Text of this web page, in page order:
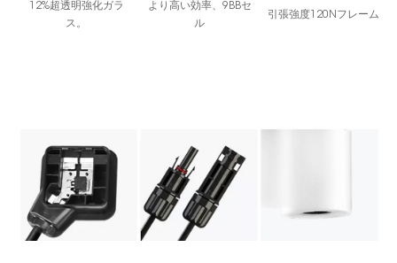
12%超透明強化ガラ
ス。
より高い効率、9BBセ
ル
引張強度120Nフレーム